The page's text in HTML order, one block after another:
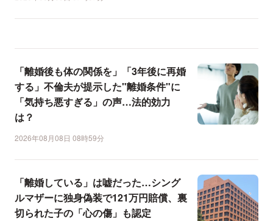
「離婚後も体の関係を」「3年後に再婚
する」不倫夫が提示した"離婚条件"に
「気持ち悪すぎる」の声…法的効力
は？
2026年08月08日 08時59分
「離婚している」は嘘だった…シング
ルマザーに独身偽装で121万円賠償、裏
切られた子の「心の傷」も認定